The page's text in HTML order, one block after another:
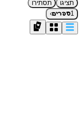
תציגו
תסתירו
1ספרים›